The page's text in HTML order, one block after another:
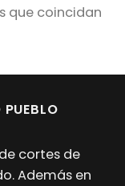
que coincidan
cortes de
Además en